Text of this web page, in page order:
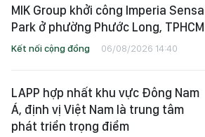
MIK Group khởi công Imperia Sensa
Park ở phường Phước Long, TPHCM
Kết nối cộng đồng 06/08/2026 14:40
LAPP hợp nhất khu vực Đông Nam
Á, định vị Việt Nam là trung tâm
phát triển trọng điểm